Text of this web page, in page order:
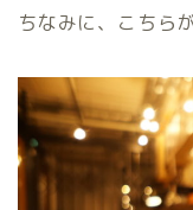
ちなみに、こちら